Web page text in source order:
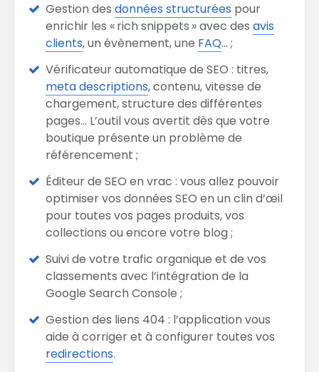
Gestion des données structurées pour
enrichir les « rich snippets » avec des avis
clients, un évènement, une FAQ… ;
Vérificateur automatique de SEO : titres,
meta descriptions, contenu, vitesse de
chargement, structure des différentes
pages… L’outil vous avertit dès que votre
boutique présente un problème de
référencement ;
Éditeur de SEO en vrac : vous allez pouvoir
optimiser vos données SEO en un clin d’œil
pour toutes vos pages produits, vos
collections ou encore votre blog ;
Suivi de votre trafic organique et de vos
classements avec l’intégration de la
Google Search Console ;
Gestion des liens 404 : l’application vous
aide à corriger et à configurer toutes vos
redirections.